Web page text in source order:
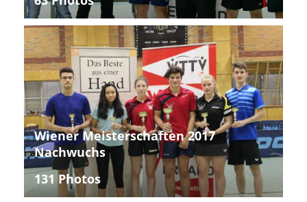
Wiener Meisterschaften 2017
Nachwuchs
131 Photos